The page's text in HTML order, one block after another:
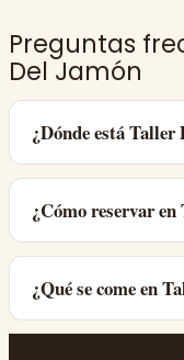
Preguntas
Del Jamón
¿Dónde está Taller
¿Cómo reservar
¿Qué se come en